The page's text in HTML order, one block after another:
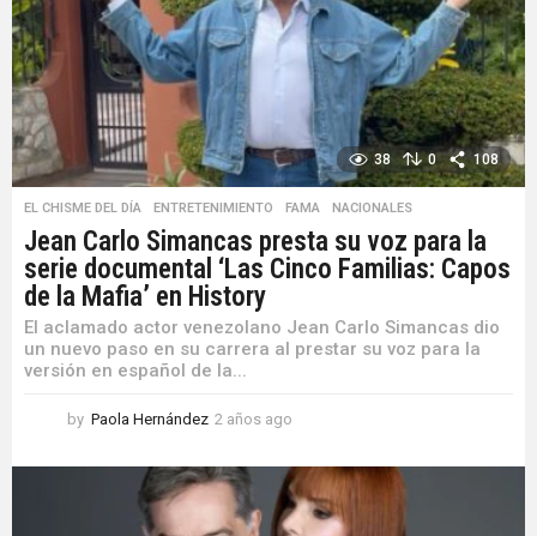
38 0 108
EL CHISME DEL DÍA ,ENTRETENIMIENTO ,FAMA ,NACIONALES
Jean Carlo Simancas presta su voz para la
serie documental ‘Las Cinco Familias: Capos
de la Mafia’ en History
El aclamado actor venezolano Jean Carlo Simancas dio
un nuevo paso en su carrera al prestar su voz para la
versión en español de la...
by Paola Hernández 2 años ago
ñ
o
s